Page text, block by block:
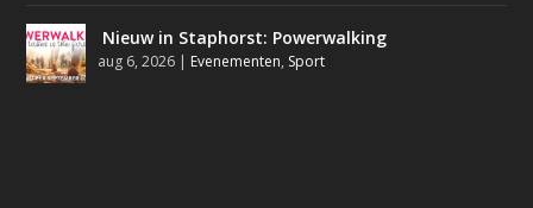
Nieuw in Staphorst: Powerwalking
aug 6, 2026 Evenementen, Sport